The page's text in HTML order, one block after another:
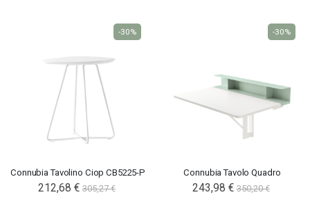
Connubia Tavolino Ciop CB5225-P
212,68 € 305,27 €
-30%
Connubia Tavolo Quadro
243,98 € 350,20 €
-30%